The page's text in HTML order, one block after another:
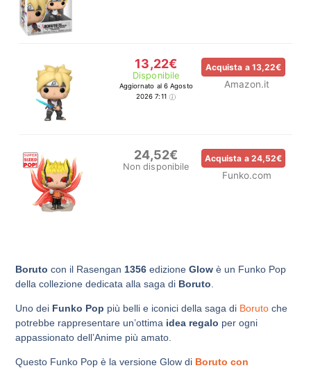
13,22€
Disponibile
Aggiornato al 6 Agosto
2026 7:11
Acquista a 13,22€
Amazon.it
24,52€
Non disponibile
Acquista a 24,52€
Funko.com
Borutocon il Rasengan 1356edizioneGlow è un Funko Pop
della collezione dedicata alla saga di Boruto
Uno dei Funko Pop più belli e iconici della saga di Boruto che
potrebbe rappresentare un’ottima idea regalo per ogni
appassionato dell’Anime più amato.
Questo Funko Pop è la versione Glow di Boruto con